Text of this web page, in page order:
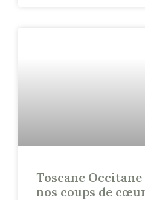
Toscane
nos coups de